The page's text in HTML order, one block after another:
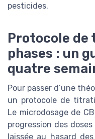
pesticides.
Protocole
phases : un
quatre
Pour passer d’une
un protocole de
Le microdosage de
progression des
laissée au hasard